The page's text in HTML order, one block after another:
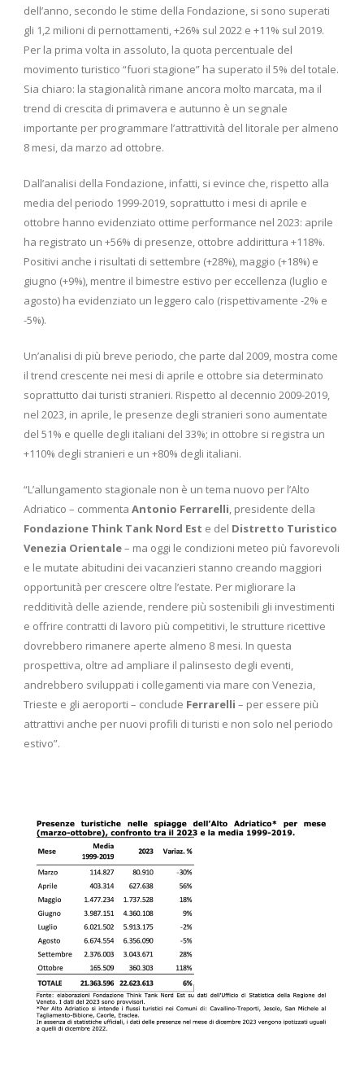
dell’anno, secondo le stime della Fondazione, si sono superati
gli 1,2 milioni di pernottamenti, +26% sul 2022 e +11% sul 2019.
Per la prima volta in assoluto, la quota percentuale del
movimento turistico “fuori stagione” ha superato il 5% del totale.
Sia chiaro: la stagionalità rimane ancora molto marcata, ma il
trend di crescita di primavera e autunno è un segnale
importante per programmare l’attrattività del litorale per almeno
8 mesi, da marzo ad ottobre.
Dall’analisi della Fondazione, infatti, si evince che, rispetto alla
media del periodo 1999-2019, soprattutto i mesi di aprile e
ottobre hanno evidenziato ottime performance nel 2023: aprile
ha registrato un +56% di presenze, ottobre addirittura +118%.
Positivi anche i risultati di settembre (+28%), maggio (+18%) e
giugno (+9%), mentre il bimestre estivo per eccellenza (luglio e
agosto) ha evidenziato un leggero calo (rispettivamente -2% e
-5%).
Un’analisi di più breve periodo, che parte dal 2009, mostra come
il trend crescente nei mesi di aprile e ottobre sia determinato
soprattutto dai turisti stranieri. Rispetto al decennio 2009-2019,
nel 2023, in aprile, le presenze degli stranieri sono aumentate
del 51% e quelle degli italiani del 33%; in ottobre si registra un
+110% degli stranieri e un +80% degli italiani.
“L’allungamento stagionale non è un tema nuovo per l’Alto
Adriatico – commenta Antonio Ferrarelli, presidente della
Fondazione Think Tank Nord Est e del Distretto Turistico
Venezia Orientale– ma oggi le condizioni meteo più favorevoli
e le mutate abitudini dei vacanzieri stanno creando maggiori
opportunità per crescere oltre l’estate. Per migliorare la
redditività delle aziende, rendere più sostenibili gli investimenti
e offrire contratti di lavoro più competitivi, le strutture ricettive
dovrebbero rimanere aperte almeno 8 mesi. In questa
prospettiva, oltre ad ampliare il palinsesto degli eventi,
andrebbero sviluppati i collegamenti via mare con Venezia,
Trieste e gli aeroporti – conclude Ferrarelli – per essere più
attrattivi anche per nuovi profili di turisti e non solo nel periodo
estivo”.